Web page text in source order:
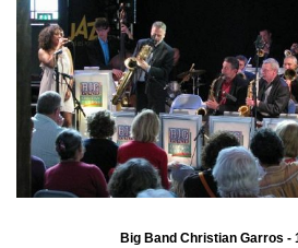
Big Band Christian Garros -